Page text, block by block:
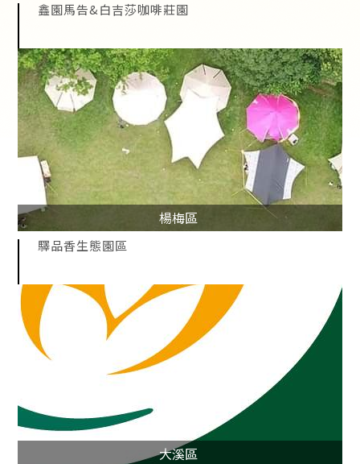
鑫園馬告&白吉莎咖啡莊園
楊梅區
驛品香生態園區
大溪區